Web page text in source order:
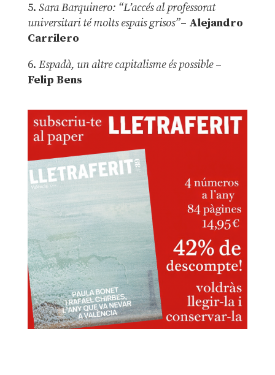
5. Sara Barquinero: “L’accés al professorat
universitari té molts espais grisos”– Alejandro
Carrilero
6. Espadà, un altre capitalisme és possible –
Felip Bens